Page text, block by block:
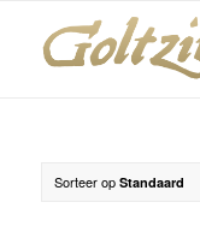
Sorteer op Standaard